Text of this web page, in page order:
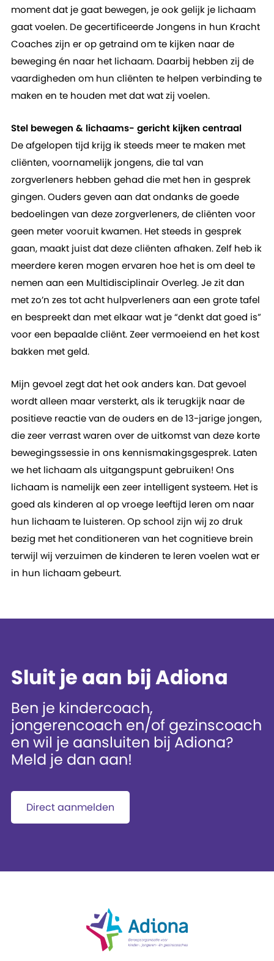
moment dat je gaat bewegen, je ook gelijk je lichaam
gaat voelen. De gecertificeerde Jongens in hun Kracht
Coaches zijn er op getraind om te kijken naar de
beweging én naar het lichaam. Daarbij hebben zij de
vaardigheden om hun cliënten te helpen verbinding te
maken en te houden met dat wat zij voelen.
Stel bewegen & lichaams- gericht kijken centraal
De afgelopen tijd krijg ik steeds meer te maken met
cliënten, voornamelijk jongens, die tal van
zorgverleners hebben gehad die met hen in gesprek
gingen. Ouders geven aan dat ondanks de goede
bedoelingen van deze zorgverleners, de cliënten voor
geen meter vooruit kwamen. Het steeds in gesprek
gaan, maakt juist dat deze cliënten afhaken. Zelf heb ik
meerdere keren mogen ervaren hoe het is om deel te
nemen aan een Multidisciplinair Overleg. Je zit dan
met zo’n zes tot acht hulpverleners aan een grote tafel
en bespreekt dan met elkaar wat je “denkt dat goed is”
voor een bepaalde cliënt. Zeer vermoeiend en het kost
bakken met geld.
Mijn gevoel zegt dat het ook anders kan. Dat gevoel
wordt alleen maar versterkt, als ik terugkijk naar de
positieve reactie van de ouders en de 13-jarige jongen,
die zeer verrast waren over de uitkomst van deze korte
bewegingssessie in ons kennismakingsgesprek. Laten
we het lichaam als uitgangspunt gebruiken! Ons
lichaam is namelijk een zeer intelligent systeem. Het is
goed als kinderen al op vroege leeftijd leren om naar
hun lichaam te luisteren. Op school zijn wij zo druk
bezig met het conditioneren van het cognitieve brein
terwijl wij verzuimen de kinderen te leren voelen wat er
in hun lichaam gebeurt.
Sluit je aan bij Adiona
Ben je kindercoach,
jongerencoach en/of gezinscoach
en wil je aansluiten bij Adiona?
Meld je dan aan!
Direct aanmelden